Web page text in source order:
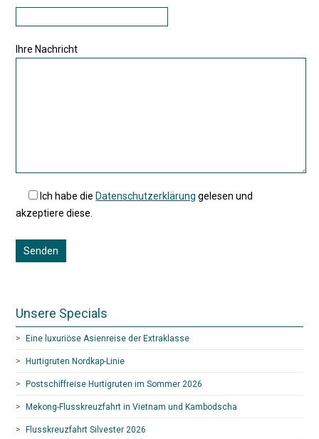
Ihre Nachricht
Ich habe die Datenschutzerklärung gelesen und
akzeptiere diese.
Unsere Specials
Eine luxuriöse Asienreise der Extraklasse
Hurtigruten Nordkap-Linie
Postschiffreise Hurtigruten im Sommer 2026
Mekong-Flusskreuzfahrt in Vietnam und Kambodscha
Flusskreuzfahrt Silvester 2026